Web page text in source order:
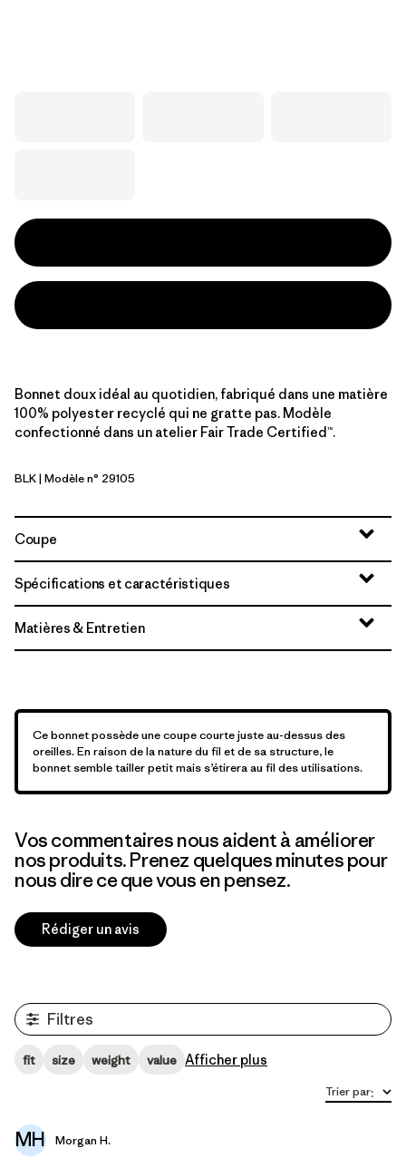
Bonnet doux idéal au quotidien, fabriqué dans une matière
100% polyester recyclé qui ne gratte pas. Modèle
confectionné dans un atelier Fair Trade Certified™.
Black
BLK| Modèle n° 29105
Coupe
Spécifications et caractéristiques
Matières & Entretien
Ce bonnet possède une coupe courte juste au-dessus des
oreilles. En raison de la nature du fil et de sa structure, le
bonnet semble tailler petit mais s’étirera au fil des utilisations.
Vos commentaires nous aident à améliorer
nos produits. Prenez quelques minutes pour
nous dire ce que vous en pensez.
Rédiger un avis
Filtres
fit size weight value Afficher plus
Trier par:
MH Morgan H.